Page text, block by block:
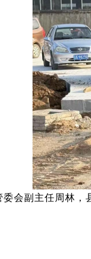
委会副主任周林